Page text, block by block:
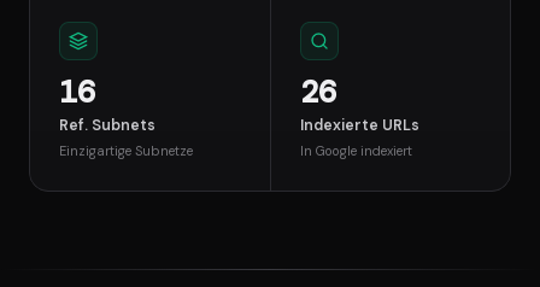
16
Ref. Subnets
Einzigartige Subnetze
26
Indexierte URLs
In Google indexiert